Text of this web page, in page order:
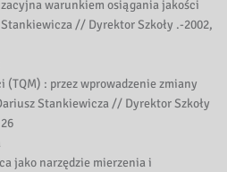
warunkiem osiągania jakości
// Dyrektor Szkoły .-2002,
(TQM) : przez wprowadzenie zmiany
Stankiewicza // Dyrektor Szkoły
jako narzędzie mierzenia i